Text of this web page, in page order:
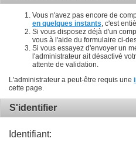
Vous n'avez pas encore de
en quelques instants , c'est
Si vous disposez déjà d'un
vous à l'aide du formulaire ci-
Si vous essayez d'envoyer un
l'administrateur ait désactivé
attente de validation.
L'administrateur a peut-être requis une
cette page.
S'identifier
Identifiant: